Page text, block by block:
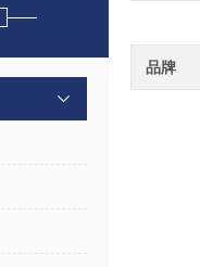
品牌